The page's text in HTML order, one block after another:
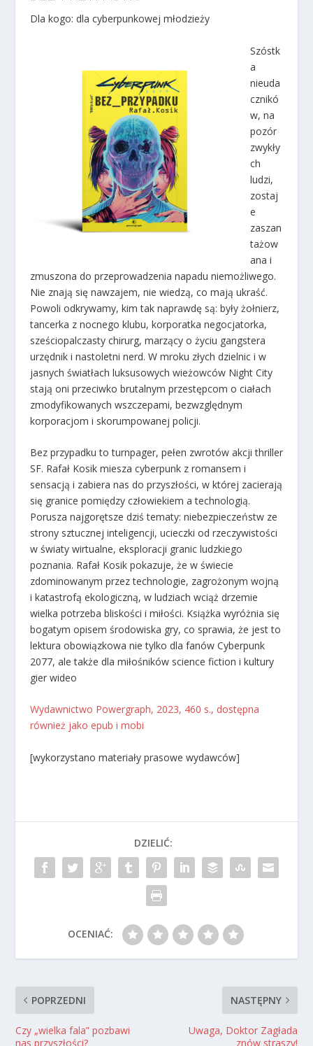
Dla kogo: dla cyberpunkowej młodzieży
Szóstk
a
nieuda
cznikó
w, na
pozór
zwykły
ch
ludzi,
zostaj
e
zaszan
tażow
ana i
zmuszona do przeprowadzenia napadu niemożliwego.
Nie znają się nawzajem, nie wiedzą, co mają ukraść.
Powoli odkrywamy, kim tak naprawdę są: były żołnierz,
tancerka z nocnego klubu, korporatka negocjatorka,
sześciopalczasty chirurg, marzący o życiu gangstera
urzędnik i nastoletni nerd. W mroku złych dzielnic i w
jasnych światłach luksusowych wieżowców Night City
stają oni przeciwko brutalnym przestępcom o ciałach
zmodyfikowanych wszczepami, bezwzględnym
korporacjom i skorumpowanej policji.
Bez przypadku to turnpager, pełen zwrotów akcji thriller
SF. Rafał Kosik miesza cyberpunk z romansem i
sensacją i zabiera nas do przyszłości, w której zacierają
się granice pomiędzy człowiekiem a technologią.
Porusza najgorętsze dziś tematy: niebezpieczeństw ze
strony sztucznej inteligencji, ucieczki od rzeczywistości
w światy wirtualne, eksploracji granic ludzkiego
poznania. Rafał Kosik pokazuje, że w świecie
zdominowanym przez technologie, zagrożonym wojną
i katastrofą ekologiczną, w ludziach wciąż drzemie
wielka potrzeba bliskości i miłości. Książka wyróżnia się
bogatym opisem środowiska gry, co sprawia, że jest to
lektura obowiązkowa nie tylko dla fanów Cyberpunk
2077, ale także dla miłośników science fiction i kultury
gier wideo
Wydawnictwo Powergraph, 2023, 460 s., dostępna
również jako epub i mobi
[wykorzystano materiały prasowe wydawców]
DZIELIĆ:
OCENIAĆ:
POPRZEDNI
Czy „wielka fala” pozbawi
nas przyszłości?
NASTĘPNY
Uwaga, Doktor Zagłada
znów straszy!